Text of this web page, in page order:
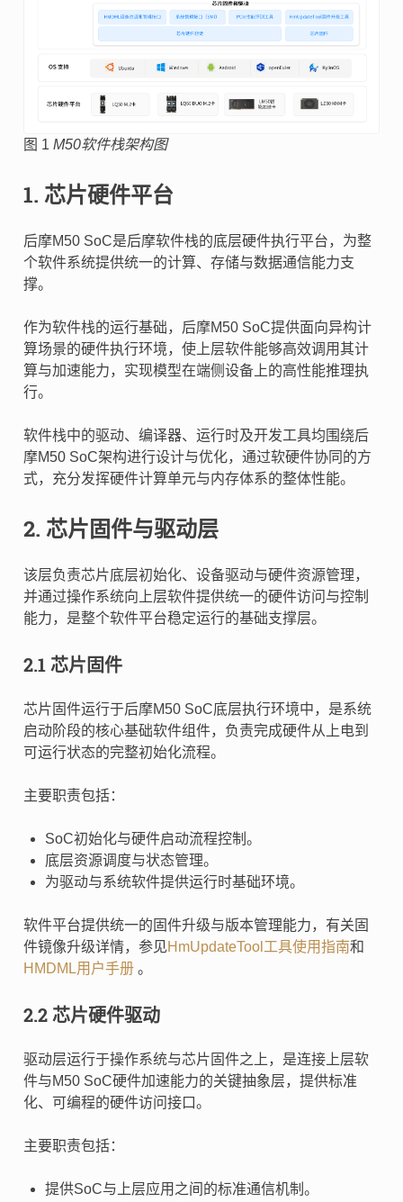
图 1 M50软件栈架构图
1. 芯片硬件平台
后摩M50 SoC是后摩软件栈的底层硬件执行平台，为整
个软件系统提供统一的计算、存储与数据通信能力支
撑。
作为软件栈的运行基础，后摩M50 SoC提供面向异构计
算场景的硬件执行环境，使上层软件能够高效调用其计
算与加速能力，实现模型在端侧设备上的高性能推理执
行。
软件栈中的驱动、编译器、运行时及开发工具均围绕后
摩M50 SoC架构进行设计与优化，通过软硬件协同的方
式，充分发挥硬件计算单元与内存体系的整体性能。
2. 芯片固件与驱动层
该层负责芯片底层初始化、设备驱动与硬件资源管理，
并通过操作系统向上层软件提供统一的硬件访问与控制
能力，是整个软件平台稳定运行的基础支撑层。
2.1 芯片固件
芯片固件运行于后摩M50 SoC底层执行环境中，是系统
启动阶段的核心基础软件组件，负责完成硬件从上电到
可运行状态的完整初始化流程。
主要职责包括：
SoC初始化与硬件启动流程控制。
底层资源调度与状态管理。
为驱动与系统软件提供运行时基础环境。
软件平台提供统一的固件升级与版本管理能力，有关固
件镜像升级详情，参见HmUpdateTool工具使用指南和
HMDML用户手册。
2.2 芯片硬件驱动
驱动层运行于操作系统与芯片固件之上，是连接上层软
件与M50 SoC硬件加速能力的关键抽象层，提供标准
化、可编程的硬件访问接口。
主要职责包括：
提供SoC与上层应用之间的标准通信机制。